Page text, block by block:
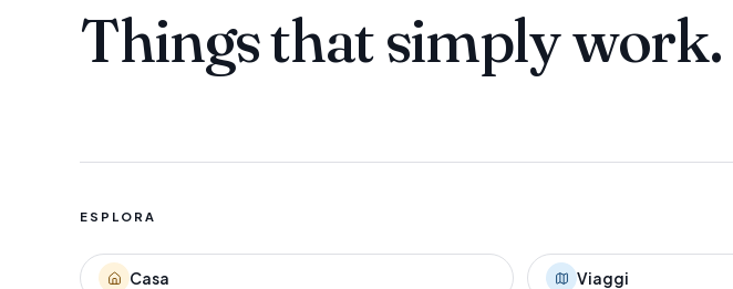
Things that simply work.
ESPLORA
Casa Viaggi